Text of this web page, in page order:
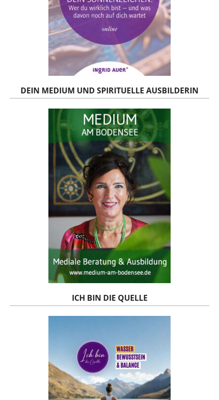
DEIN MEDIUM UND SPIRITUELLE AUSBILDERIN
ICH BIN DIE QUELLE